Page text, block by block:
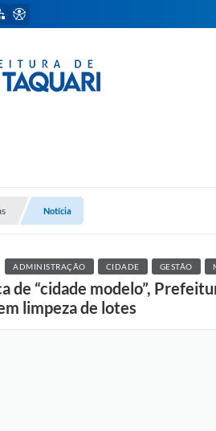
Notícia
ADMINISTRAÇÃO CIDADE GESTÃO
de “cidade modelo”,
limpeza de lotes